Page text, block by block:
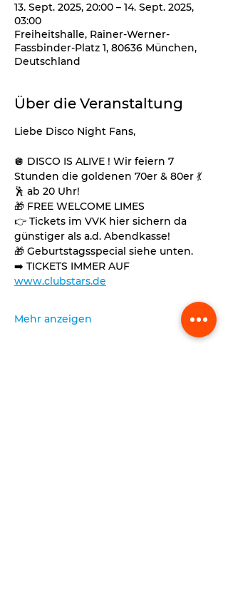
13. Sept. 2025, 20:00 – 14. Sept. 2025,
03:00
Freiheitshalle, Rainer-Werner-
Fassbinder-Platz 1, 80636 München,
Deutschland
Über die Veranstaltung
Liebe Disco Night Fans,
🪩 DISCO IS ALIVE ! Wir feiern 7
Stunden die goldenen 70er & 80er 💃
🕺 ab 20 Uhr!
🎁 FREE WELCOME LIMES
👉 Tickets im VVK hier sichern da
günstiger als a.d. Abendkasse!
🎁 Geburtstagsspecial siehe unten.
➡️ TICKETS IMMER AUF
www.clubstars.de
Mehr anzeigen